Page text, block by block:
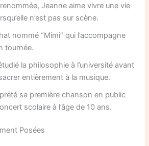
Jeanne aime vivre une vie
n’est pas sur scène.
nommé “Mimi” qui l’accompagne
tournée.
la philosophie à l’université avant
entièrement à la musique.
sa première chanson en public
scolaire à l’âge de 10 ans.
Posées